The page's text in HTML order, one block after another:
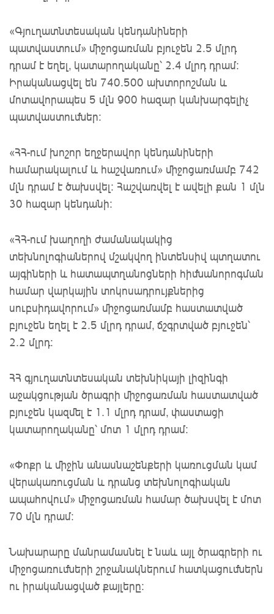
«Գյուղատնտեսական կենդանիների
պատվաստում» միջոցառման բյուջեն 2.5 մլրդ
դրամ է եղել, կատարողականը՝ 2.4 մլրդ դրամ:
Իրականացվել են 740.500 ախտորոշման և
մոտավորապես 5 մլն 900 հազար կանխարգելիչ
պատվաստումներ:
«ՀՀ-ում խոշոր եղջերավոր կենդանիների
համարակալում և հաշվառում» միջոցառմամբ 742
մլն դրամ է ծախսվել: Հաշվառվել է ավելի քան 1 մլն
30 հազար կենդանի:
«ՀՀ-ում խաղողի ժամանակակից
տեխնոլոգիաներով մշակվող ինտենսիվ պտղատու
այգիների և հատապտղանոցների հիմնանորոգման
համար վարկային տոկոսադրույքներից
սուբսիդավորում» միջոցառմամբ հաստատված
բյուջեն եղել է 2.5 մլրդ դրամ, ճշգրտված բյուջեն՝
2.2 մլրդ:
ՀՀ գյուղատնտեսական տեխնիկայի լիզինգի
աջակցության ծրագրի միջոցառման հաստատված
բյուջեն կազմել է 1.1 մլրդ դրամ, փաստացի
կատարողականը՝ մոտ 1 մլրդ դրամ:
«Փոքր և միջին անասնաշենքերի կառուցման կամ
վերակառուցման և դրանց տեխնոլոգիական
ապահովում» միջոցառման համար ծախսվել է մոտ
70 մլն դրամ:
Նախարարը մանրամասնել է նաև այլ ծրագրերի ու
միջոցառումների շրջանակներում հատկացումներն
ու իրականացված քայլերը: